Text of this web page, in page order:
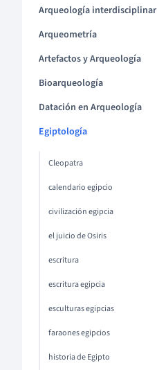
Arqueología interdisciplinar
Arqueometría
Artefactos y Arqueología
Bioarqueología
Datación en Arqueología
Egiptología
Cleopatra
calendario egipcio
civilización egipcia
el juicio de Osiris
escritura
escritura egipcia
esculturas egipcias
faraones egipcios
historia de Egipto